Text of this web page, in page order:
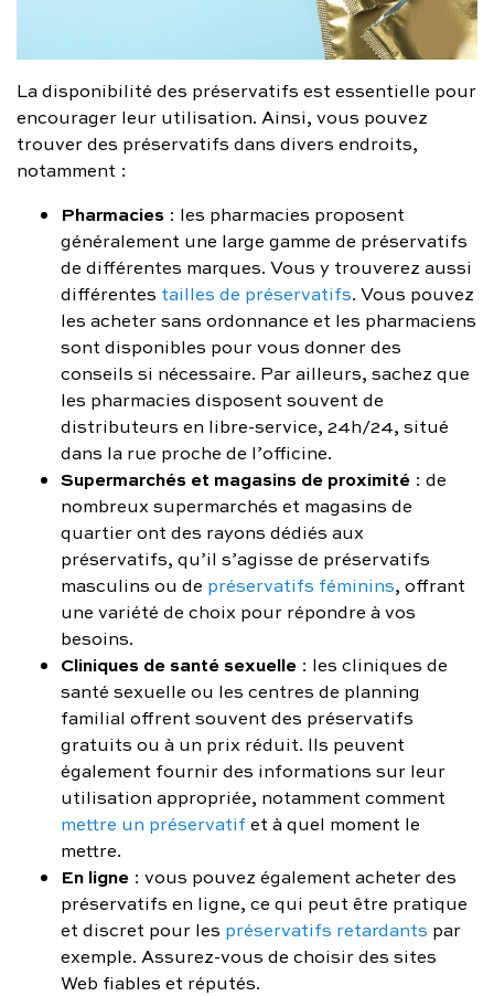
La disponibilité des préservatifs est essentielle pour
encourager leur utilisation. Ainsi, vous pouvez
trouver des préservatifs dans divers endroits,
notamment :
Pharmacies : les pharmacies proposent
généralement une large gamme de préservatifs
de différentes marques. Vous y trouverez aussi
différentes tailles de préservatifs. Vous pouvez
les acheter sans ordonnance et les pharmaciens
sont disponibles pour vous donner des
conseils si nécessaire. Par ailleurs, sachez que
les pharmacies disposent souvent de
distributeurs en libre-service, 24h/24, situé
dans la rue proche de l’officine.
Supermarchés et magasins de proximité : de
nombreux supermarchés et magasins de
quartier ont des rayons dédiés aux
préservatifs, qu’il s’agisse de préservatifs
masculins ou de préservatifs féminins, offrant
une variété de choix pour répondre à vos
besoins.
Cliniques de santé sexuelle : les cliniques de
santé sexuelle ou les centres de planning
familial offrent souvent des préservatifs
gratuits ou à un prix réduit. Ils peuvent
également fournir des informations sur leur
utilisation appropriée, notamment comment
mettre un préservatifet à quel moment le
mettre.
En ligne : vous pouvez également acheter des
préservatifs en ligne, ce qui peut être pratique
et discret pour les préservatifs retardants par
exemple. Assurez-vous de choisir des sites
Web fiables et réputés.